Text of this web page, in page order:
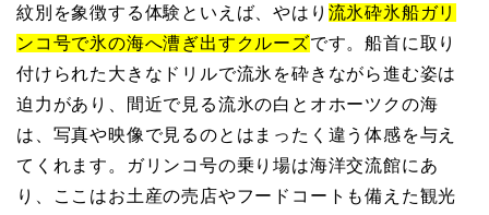
紋別を象徴する体験といえば、やはり 流氷砕氷船ガリ
ンコ号で氷の海へ漕ぎ出すクルーズです。船首に取り
付けられた大きなドリルで流氷を砕きながら進む姿は
迫力があり、間近で見る流氷の白とオホーツクの海
は、写真や映像で見るのとはまったく違う体感を与え
てくれます。ガリンコ号の乗り場は海洋交流館にあ
り、ここはお土産の売店やフードコートも備えた観光